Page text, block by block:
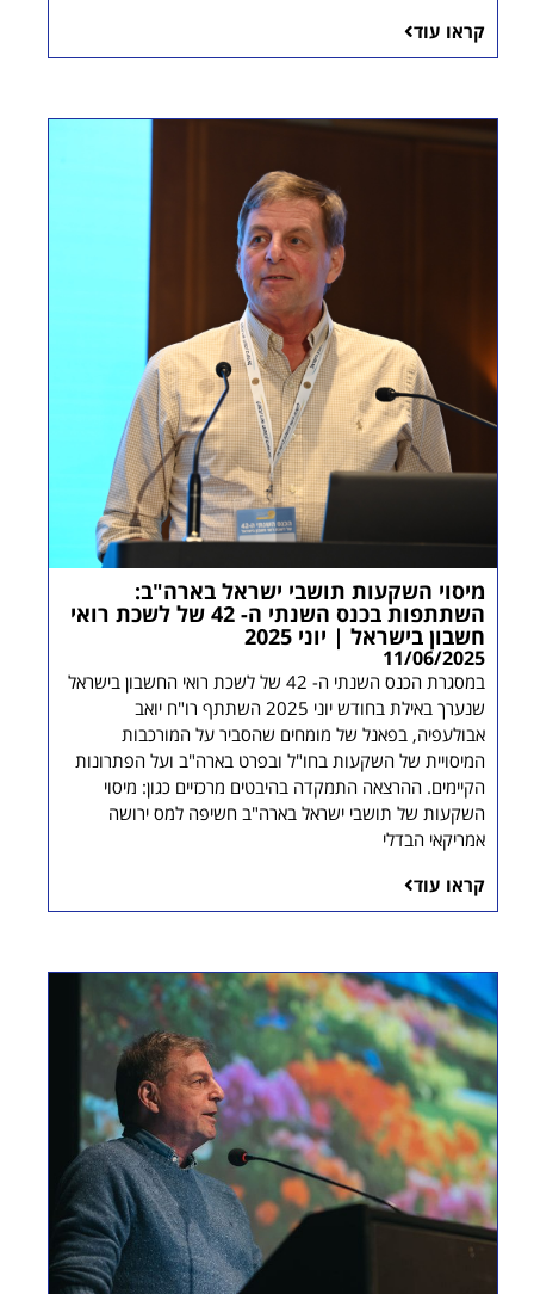
קראו עוד
מיסוי השקעות תושבי ישראל בארה"ב:
השתתפות בכנס השנתי ה- 42 של לשכת רואי
חשבון בישראל | יוני 2025
11/06/2025
במסגרת הכנס השנתי ה- 42 של לשכת רואי החשבון בישראל
שנערך באילת בחודש יוני 2025 השתתף רו"ח יואב
אבולעפיה, בפאנל של מומחים שהסביר על המורכבות
המיסויית של השקעות בחו"ל ובפרט בארה"ב ועל הפתרונות
הקיימים. ההרצאה התמקדה בהיבטים מרכזיים כגון: מיסוי
השקעות של תושבי ישראל בארה"ב חשיפה למס ירושה
אמריקאי הבדלי
קראו עוד